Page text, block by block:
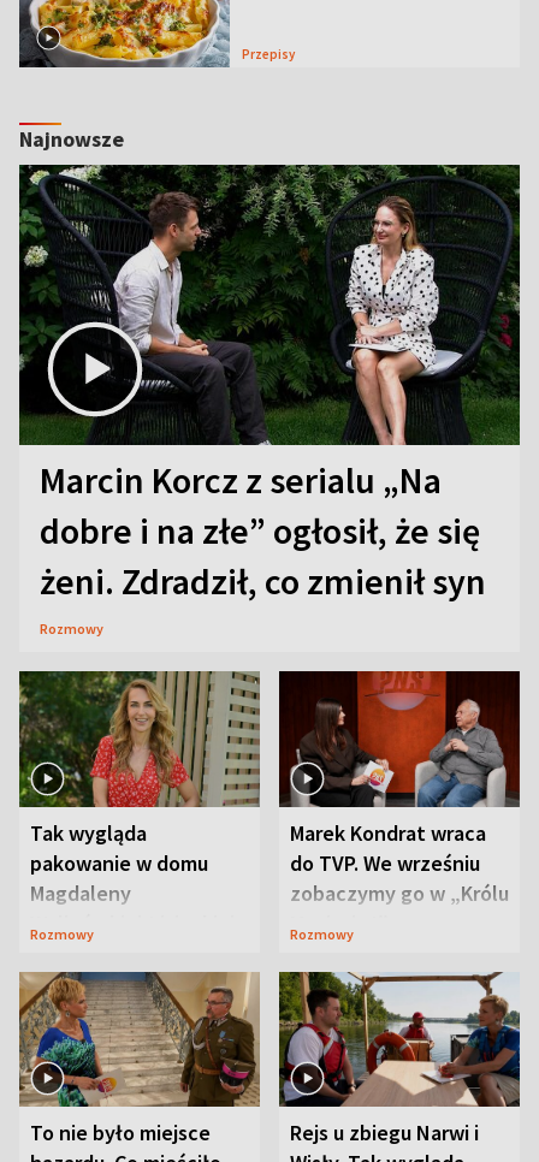
Przepisy
Najnowsze
Marcin Korcz z serialu „Na
dobre i na złe” ogłosił, że się
żeni. Zdradził, co zmienił syn
Rozmowy
Tak wygląda
pakowanie w domu
Magdaleny
Waligórskiej-Lisieckiej.
Rozmowy
Marek Kondrat wraca
do TVP. We wrześniu
zobaczymy go w „Królu
Maciusiu I”
Rozmowy
To nie było miejsce
Rejs u zbiegu Narwi i